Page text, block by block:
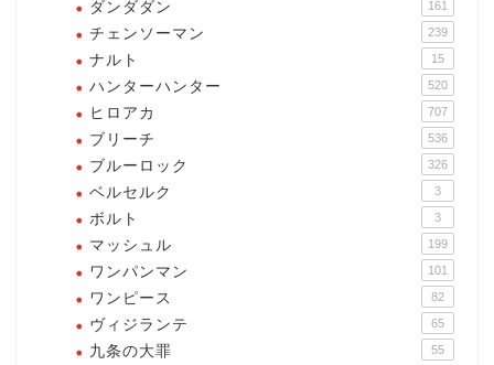
ダンダダン 161
チェンソーマン 239
ナルト 15
ハンターハンター 520
ヒロアカ 707
ブリーチ 536
ブルーロック 326
ベルセルク 3
ボルト 3
マッシュル 199
ワンパンマン 101
ワンピース 82
ヴィジランテ 65
九条の大罪 55